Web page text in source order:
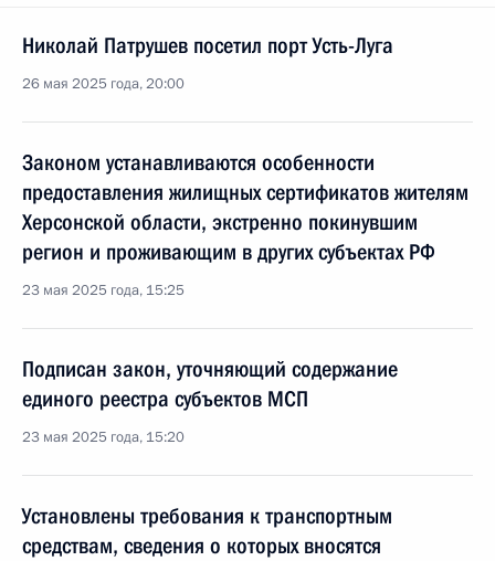
Николай Патрушев посетил порт Усть-Луга
26 мая 2025 года, 20:00
Законом устанавливаются особенности
предоставления жилищных сертификатов жителям
Херсонской области, экстренно покинувшим
регион и проживающим в других субъектах РФ
23 мая 2025 года, 15:25
Подписан закон, уточняющий содержание
единого реестра субъектов МСП
23 мая 2025 года, 15:20
Установлены требования к транспортным
средствам, сведения о которых вносятся